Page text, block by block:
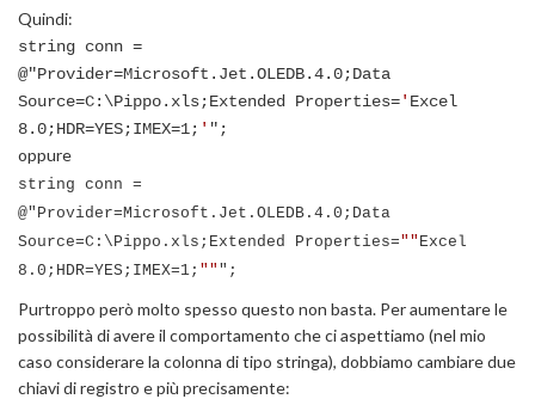
Quindi:
string conn =
@"Provider=Microsoft.Jet.OLEDB.4.0;Data
Source=C:\Pippo.xls;Extended Properties=' Excel
8.0;HDR=YES;IMEX=1; ' ";
oppure
string conn =
@"Provider=Microsoft.Jet.OLEDB.4.0;Data
Source=C:\Pippo.xls;Extended Properties="" Excel
8.0;HDR=YES;IMEX=1; "" ";
Purtroppo però molto spesso questo non basta. Per aumentare le
possibilità di avere il comportamento che ci aspettiamo (nel mio
caso considerare la colonna di tipo stringa), dobbiamo cambiare due
chiavi di registro e più precisamente: